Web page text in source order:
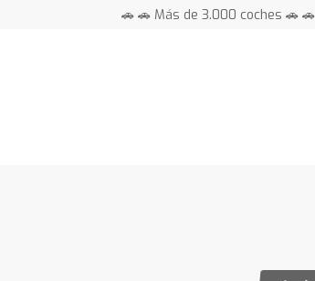
🚗 🚗 Más de 3.000 coches 🚗 🚗